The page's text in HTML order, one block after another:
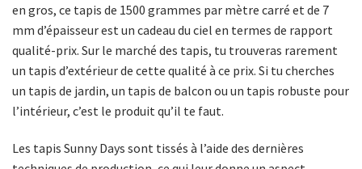
en gros, ce tapis de 1500 grammes par mètre carré et de 7
mm d’épaisseur est un cadeau du ciel en termes de rapport
qualité-prix. Sur le marché des tapis, tu trouveras rarement
un tapis d’extérieur de cette qualité à ce prix. Si tu cherches
un tapis de jardin, un tapis de balcon ou un tapis robuste pour
l’intérieur, c’est le produit qu’il te faut.
Les tapis Sunny Days sont tissés à l’aide des dernières